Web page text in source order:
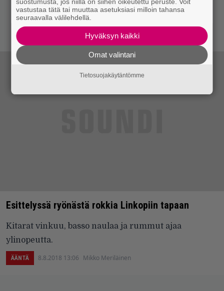
Esittelyssä ryönästä rokkia Linkopiin tapaan
Kitarat vinkuu, basso naulaa ja rummut ajaa
ylinopeutta.
ÄÄNTÄ 8.8.2018 13:06 Mikko Meriläinen
vastustaa tätä tai muuttaa asetuksiasi milloin tahansa
seuraavalla välilehdellä.
Hyväksyn kaikki
Omat valintani
Tietosuojakäytäntömme